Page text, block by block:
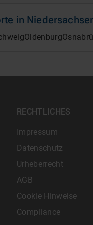
in
Oldenburg
RECHTLICHES
Impressum
Datenschutz
Urheberrecht
AGB
Cookie Hinweise
Compliance